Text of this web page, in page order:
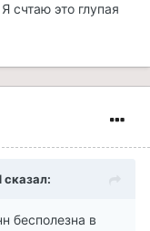
счтаю это глупая
бесполезна в